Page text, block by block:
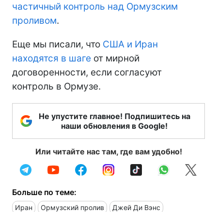
частичный контроль над Ормузским
проливом.
Еще мы писали, что США и Иран
находятся в шаге от мирной
договоренности, если согласуют
контроль в Ормузе.
Не упустите главное! Подпишитесь на
наши обновления в Google!
Или читайте нас там, где вам удобно!
Больше по теме:
Иран Ормузский пролив Джей Ди Вэнс